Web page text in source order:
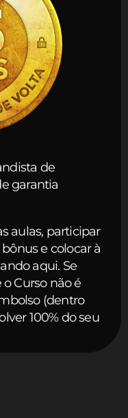
de
garantia
aulas, participar
e colocar à
aqui. Se
Curso não é
(dentro
100% do seu